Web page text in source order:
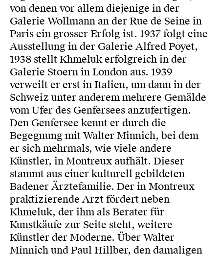
von denen vor allem diejenige in der
Galerie Wollmann an der Rue de Seine in
Paris ein grosser Erfolg ist. 1937 folgt eine
Ausstellung in der Galerie Alfred Poyet,
1938 stellt Khmeluk erfolgreich in der
Galerie Stoern in London aus. 1939
verweilt er erst in Italien, um dann in der
Schweiz unter anderem mehrere Gemälde
vom Ufer des Genfersees anzufertigen.
Den Genfersee kennt er durch die
Begegnung mit Walter Minnich, bei dem
er sich mehrmals, wie viele andere
Künstler, in Montreux aufhält. Dieser
stammt aus einer kulturell gebildeten
Badener Ärztefamilie. Der in Montreux
praktizierende Arzt fördert neben
Khmeluk, der ihm als Berater für
Kunstkäufe zur Seite steht, weitere
Künstler der Moderne. Über Walter
Minnich und Paul Hillber, den damaligen